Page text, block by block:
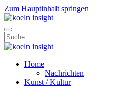
Zum Hauptinhalt springen
Home
Nachrichten
Kunst / Kultur